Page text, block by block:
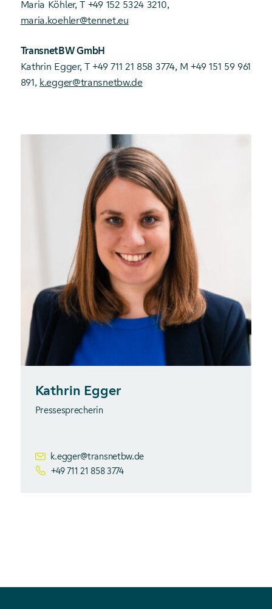
Maria Köhler, T +49 152 5324 3210,
maria.koehler@tennet.eu
TransnetBW GmbH
Kathrin Egger, T +49 711 21 858 3774, M +49 151 59 961
891, k.egger@transnetbw.de
Kathrin Egger
Pressesprecherin
k.egger@transnetbw.de
+49 711 21 858 3774